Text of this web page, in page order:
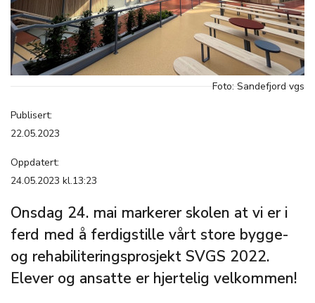
Foto: Sandefjord vgs
Publisert:
22.05.2023
Oppdatert:
24.05.2023 kl.13:23
Onsdag 24. mai markerer skolen at vi er i
ferd med å ferdigstille vårt store bygge-
og rehabiliteringsprosjekt SVGS 2022.
Elever og ansatte er hjertelig velkommen!